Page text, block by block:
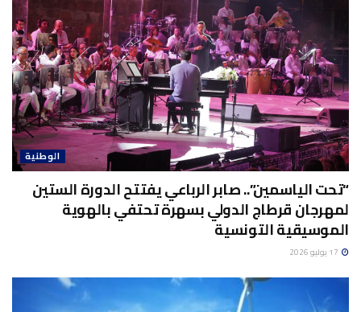
الوطنية
“تحت الياسمين”.. صابر الرباعي يفتتح الدورة الستين
لمهرجان قرطاج الدولي بسهرة تحتفي بالهوية
الموسيقية التونسية